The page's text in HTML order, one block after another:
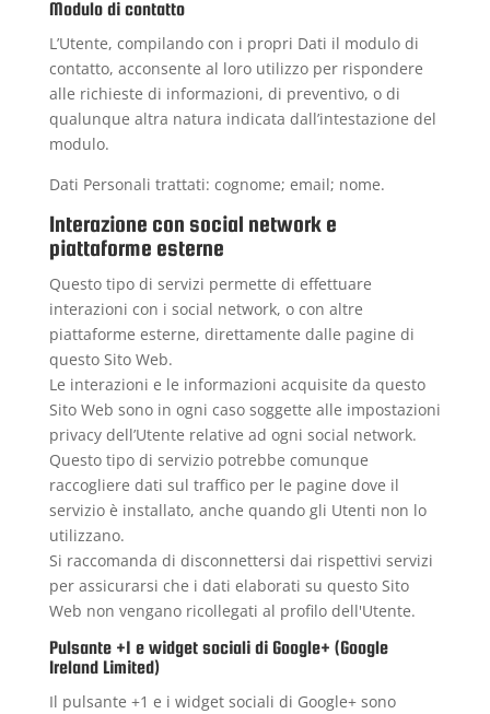
Modulo di contatto
L’Utente, compilando con i propri Dati il modulo di
contatto, acconsente al loro utilizzo per rispondere
alle richieste di informazioni, di preventivo, o di
qualunque altra natura indicata dall’intestazione del
modulo.
Dati Personali trattati: cognome; email; nome.
Interazione con social network e
piattaforme esterne
Questo tipo di servizi permette di effettuare
interazioni con i social network, o con altre
piattaforme esterne, direttamente dalle pagine di
questo Sito Web.
Le interazioni e le informazioni acquisite da questo
Sito Web sono in ogni caso soggette alle impostazioni
privacy dell’Utente relative ad ogni social network.
Questo tipo di servizio potrebbe comunque
raccogliere dati sul traffico per le pagine dove il
servizio è installato, anche quando gli Utenti non lo
utilizzano.
Si raccomanda di disconnettersi dai rispettivi servizi
per assicurarsi che i dati elaborati su questo Sito
Web non vengano ricollegati al profilo dell'Utente.
Pulsante +1 e widget sociali di Google+ (Google
Ireland Limited)
Il pulsante +1 e i widget sociali di Google+ sono